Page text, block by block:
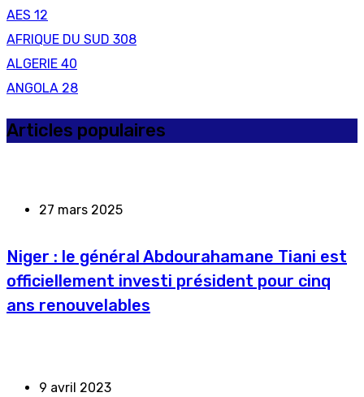
AES 12
AFRIQUE DU SUD 308
ALGERIE 40
ANGOLA 28
Articles populaires
27 mars 2025
Niger : le général Abdourahamane Tiani est
officiellement investi président pour cinq
ans renouvelables
9 avril 2023